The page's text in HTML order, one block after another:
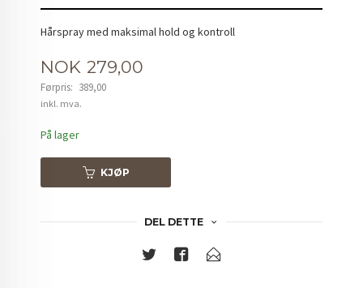
Hårspray med maksimal hold og kontroll
Tilbud
NOK 279,00
Førpris: 389,00
Rabatt
inkl. mva.
På lager
KJØP
DEL DETTE